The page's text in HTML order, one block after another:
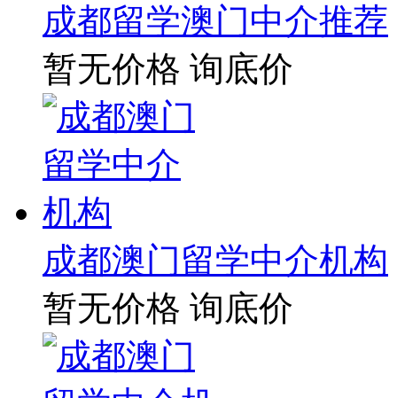
成都留学澳门中介推荐
暂无价格 询底价
成都澳门留学中介机构
暂无价格 询底价